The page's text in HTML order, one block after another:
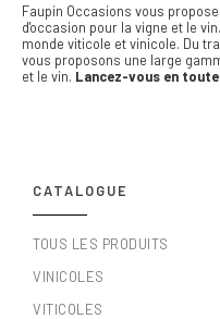
Faupin Occasions vous
d'occasion pour la vigne et le vin.
monde viticole et vinicole. Du
vous proposons une large
et le vin. Lancez-vous en toute
CATALOGUE
TOUS LES PRODUITS
VINICOLES
VITICOLES